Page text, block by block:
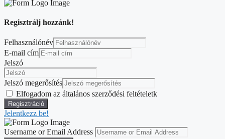
Regisztrálj hozzánk!
Felhasználónév
E-mail cím
Jelszó
Jelszó megerősítés
Elfogadom az általános szerződési feltételetk
Jelentkezz be!
Username or Email Address